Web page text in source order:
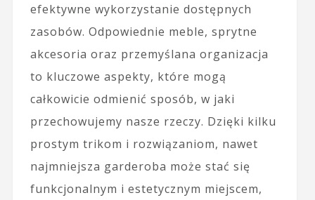
efektywne wykorzystanie dostępnych
zasobów. Odpowiednie meble, sprytne
akcesoria oraz przemyślana organizacja
to kluczowe aspekty, które mogą
całkowicie odmienić sposób, w jaki
przechowujemy nasze rzeczy. Dzięki kilku
prostym trikom i rozwiązaniom, nawet
najmniejsza garderoba może stać się
funkcjonalnym i estetycznym miejscem,